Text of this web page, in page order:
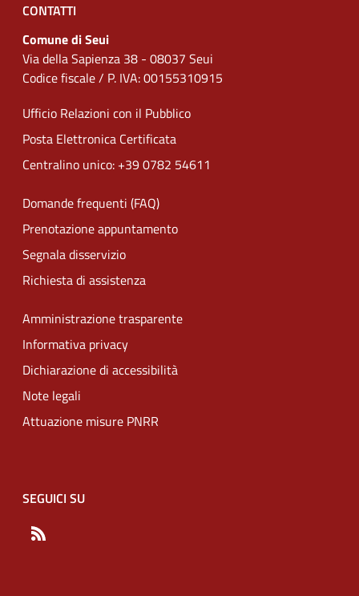
CONTATTI
Comune di Seui
Via della Sapienza 38 - 08037 Seui
Codice fiscale / P. IVA: 00155310915
Ufficio Relazioni con il Pubblico
Posta Elettronica Certificata
Centralino unico: +39 0782 54611
Domande frequenti (FAQ)
Prenotazione appuntamento
Segnala disservizio
Richiesta di assistenza
Amministrazione trasparente
Informativa privacy
Dichiarazione di accessibilità
Note legali
Attuazione misure PNRR
SEGUICI SU